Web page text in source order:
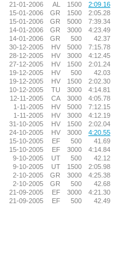
21-01-2006
AL 1500 2:09.16
15-01-2006
GR 1500 2:05.28
15-01-2006
GR 5000 7:39.34
14-01-2006
GR 3000 4:23.49
14-01-2006
GR 500 42.37
30-12-2005
HV 5000 7:15.78
28-12-2005
HV 3000 4:12.45
27-12-2005
HV 1500 2:01.24
19-12-2005
HV 500 42.03
19-12-2005
HV 1500 2:02.30
10-12-2005
TU 3000 4:14.81
12-11-2005
CA 3000 4:05.78
1-11-2005
HV 5000 7:12.15
1-11-2005
HV 3000 4:12.19
31-10-2005
HV 1500 2:02.04
24-10-2005
HV 3000 4:20.55
15-10-2005
EF 500 41.69
15-10-2005
EF 3000 4:14.84
9-10-2005
UT 500 42.12
9-10-2005
UT 1500 2:05.98
2-10-2005
GR 3000 4:25.38
2-10-2005
GR 500 42.68
21-09-2005
EF 3000 4:21.30
21-09-2005
EF 500 42.49